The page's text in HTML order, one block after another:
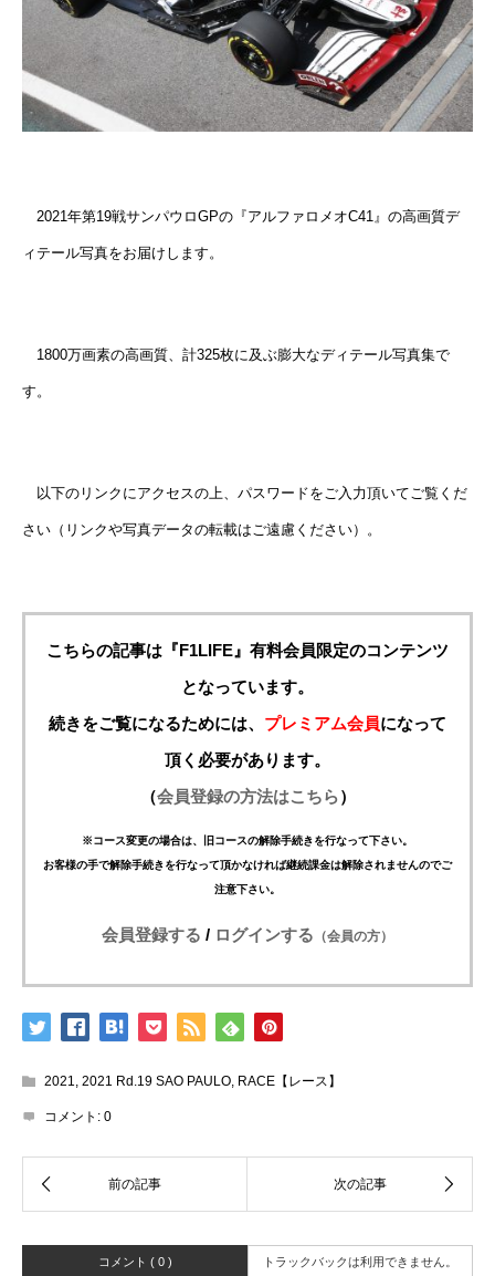
2021年第19戦サンパウロGPの『アルファロメオC41』の高画質デ
ィテール写真をお届けします。
1800万画素の高画質、計325枚に及ぶ膨大なディテール写真集で
す。
以下のリンクにアクセスの上、パスワードをご入力頂いてご覧くだ
さい（リンクや写真データの転載はご遠慮ください）。
こちらの記事は『F1LIFE』有料会員限定のコンテンツ
となっています。
続きをご覧になるためには、 プレミアム会員になって
頂く必要があります。
（会員登録の方法はこちら）
※コース変更の場合は、旧コースの解除手続きを行なって下さい。
お客様の手で解除手続きを行なって頂かなければ継続課金は解除されませんのでご
注意下さい。
会員登録する / ログインする （会員の方）
2021, 2021 Rd.19 SAO PAULO, RACE【レース】
コメント: 0
コメント ( 0 ) トラックバックは利用できません。